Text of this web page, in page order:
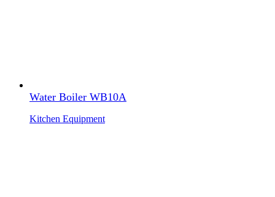
Water Boiler WB10A
Kitchen Equipment